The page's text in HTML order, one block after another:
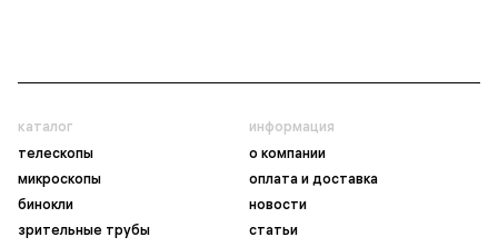
каталог
телескопы
микроскопы
бинокли
зрительные трубы
информация
о компании
оплата и доставка
новости
статьи